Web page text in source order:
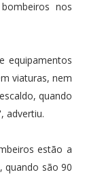
nos
equipamentos
viaturas, nem
quando
advertiu.
estão a
quando são 90